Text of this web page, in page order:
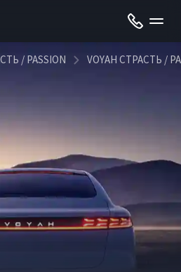
/ PASSION VOYAH СТРАСТЬ /